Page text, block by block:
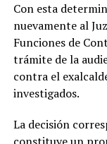
Con esta
nuevamente al
Funciones de
trámite de la
contra el
investigados.
La decisión